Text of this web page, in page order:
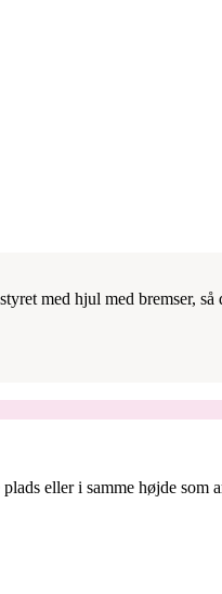
med hjul med bremser, så
eller i samme højde som